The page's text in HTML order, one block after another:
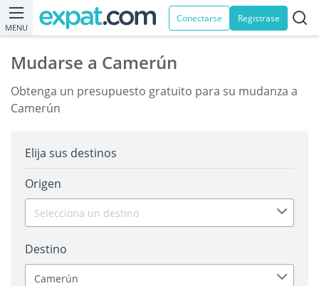
MENU
Conectarse Registrase
Mudarse a Camerún
Obtenga un presupuesto gratuito para su mudanza a
Camerún
Elija sus destinos
Origen
Selecciona un destino
Destino
Camerún